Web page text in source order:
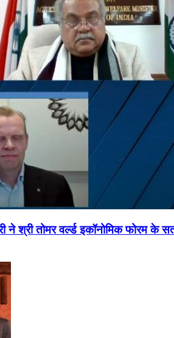
श्री तोमर वर्ल्ड इकॉनोमिक फोरम के